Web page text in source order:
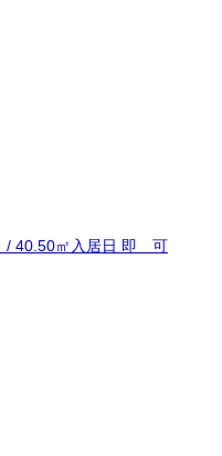
/ 40.50㎡ 入居日 即 可